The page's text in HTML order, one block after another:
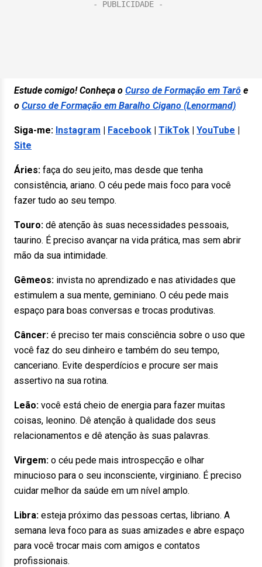
Estude comigo! Conheça o Curso de Formação em Tarô e
o Curso de Formação em Baralho Cigano (Lenormand)
Siga-me: Instagram | Facebook | TikTok | YouTube |
Site
Áries: faça do seu jeito, mas desde que tenha
consistência, ariano. O céu pede mais foco para você
fazer tudo ao seu tempo.
Touro: dê atenção às suas necessidades pessoais,
taurino. É preciso avançar na vida prática, mas sem abrir
mão da sua intimidade.
Gêmeos: invista no aprendizado e nas atividades que
estimulem a sua mente, geminiano. O céu pede mais
espaço para boas conversas e trocas produtivas.
Câncer: é preciso ter mais consciência sobre o uso que
você faz do seu dinheiro e também do seu tempo,
canceriano. Evite desperdícios e procure ser mais
assertivo na sua rotina.
Leão: você está cheio de energia para fazer muitas
coisas, leonino. Dê atenção à qualidade dos seus
relacionamentos e dê atenção às suas palavras.
Virgem: o céu pede mais introspecção e olhar
minucioso para o seu inconsciente, virginiano. É preciso
cuidar melhor da saúde em um nível amplo.
Libra: esteja próximo das pessoas certas, libriano. A
semana leva foco para as suas amizades e abre espaço
para você trocar mais com amigos e contatos
profissionais.